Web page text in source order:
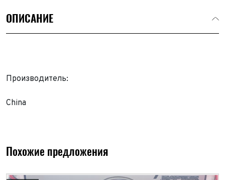
ОПИСАНИЕ
Производитель:
China
Похожие предложения
Телефон*
Телефон*
ФИО*